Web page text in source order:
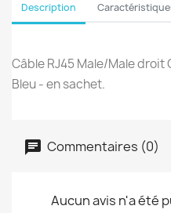
Description
Câble RJ45 Male/Male droit
Bleu - en sachet.
Commentaires (0)
Aucun avis n'a été